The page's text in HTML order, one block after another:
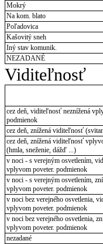
Mokrý
Na kom. blato
Poľadovica
Kašovitý sneh
Iný stav komunik.
NEZADANÉ
Viditeľnosť
cez deň, viditeľnosť neznížená
podmienok
cez deň, znížená viditeľnosť
cez deň, znížená viditeľnosť
(hmla, sneženie, dážď ...)
v noci - s verejným osvetlením,
vplyvom poveter. podmienok
v noci - s verejným osvetlením,
vplyvom poveter. podmienok
v noci bez verejného osvetlenia,
vplyvom poveter. podmienok
v noci bez verejného osvetlenia,
vplyvom poveter. podmienok
nezadané